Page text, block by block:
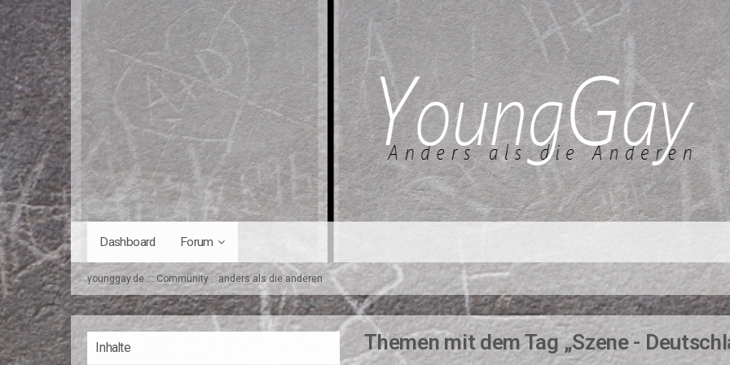
Dashboard Forum
younggay.de ::: Community :: anders als die anderen
Inhalte Themen mit dem Tag „Szene -